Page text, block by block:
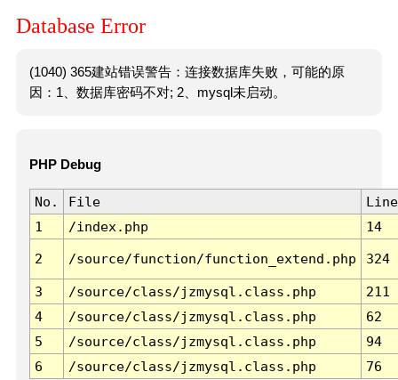
Database Error
(1040) 365建站错误警告：连接数据库失败，可能的原
因：1、数据库密码不对; 2、mysql未启动。
PHP Debug
No. File
Line
1
/index.php 14
2 /source/function/function_extend.php 324
3 /source/class/jzmysql.class.php
211
4
/source/class/jzmysql.class.php
62
5
/source/class/jzmysql.class.php
94
6
/source/class/jzmysql.class.php 76